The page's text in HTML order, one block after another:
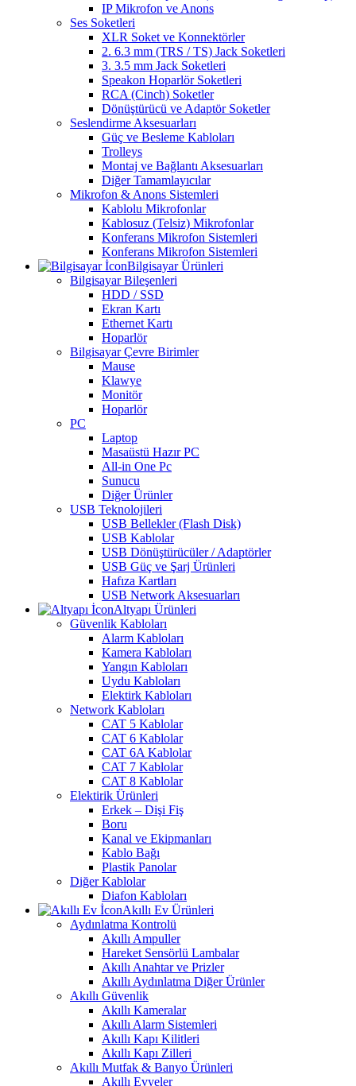
IP Mikrofon ve Anons
Ses Soketleri
XLR Soket ve Konnektörler
2. 6.3 mm (TRS / TS) Jack Soketleri
3. 3.5 mm Jack Soketleri
Speakon Hoparlör Soketleri
RCA (Cinch) Soketler
Dönüştürücü ve Adaptör Soketler
Seslendirme Aksesuarları
Güç ve Besleme Kabloları
Trolleys
Montaj ve Bağlantı Aksesuarları
Diğer Tamamlayıcılar
Mikrofon & Anons Sistemleri
Kablolu Mikrofonlar
Kablosuz (Telsiz) Mikrofonlar
Konferans Mikrofon Sistemleri
Konferans Mikrofon Sistemleri
Bilgisayar Ürünleri
Bilgisayar Bileşenleri
HDD / SSD
Ekran Kartı
Ethernet Kartı
Hoparlör
Bilgisayar Çevre Birimler
Mause
Klawye
Monitör
Hoparlör
PC
Laptop
Masaüstü Hazır PC
All-in One Pc
Sunucu
Diğer Ürünler
USB Teknolojileri
USB Bellekler (Flash Disk)
USB Kablolar
USB Dönüştürücüler / Adaptörler
USB Güç ve Şarj Ürünleri
Hafıza Kartları
USB Network Aksesuarları
Altyapı Ürünleri
Güvenlik Kabloları
Alarm Kabloları
Kamera Kabloları
Yangın Kabloları
Uydu Kabloları
Elektirk Kabloları
Network Kabloları
CAT 5 Kablolar
CAT 6 Kablolar
CAT 6A Kablolar
CAT 7 Kablolar
CAT 8 Kablolar
Elektirik Ürünleri
Erkek – Dişi Fiş
Boru
Kanal ve Ekipmanları
Kablo Bağı
Plastik Panolar
Diğer Kablolar
Diafon Kabloları
Akıllı Ev Ürünleri
Aydınlatma Kontrolü
Akıllı Ampuller
Hareket Sensörlü Lambalar
Akıllı Anahtar ve Prizler
Akıllı Aydınlatma Diğer Ürünler
Akıllı Güvenlik
Akıllı Kameralar
Akıllı Alarm Sistemleri
Akıllı Kapı Kilitleri
Akıllı Kapı Zilleri
Akıllı Mutfak & Banyo Ürünleri
Akıllı Evyeler